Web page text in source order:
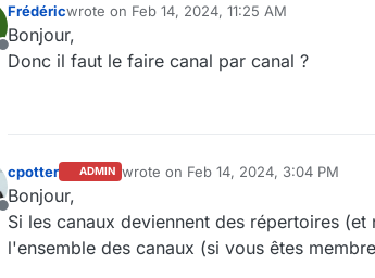
Offline
Frédéricwrote on Feb 14, 2024, 11:25 AM
last edited by
Bonjour,
Donc il faut le faire canal par canal ?
Offline
cpotter ADMIN wrote on Feb 14, 2024, 3:04 PM
last edited by
Bonjour,
Si les canaux deviennent des répertoires
l'ensemble des canaux (si vous êtes